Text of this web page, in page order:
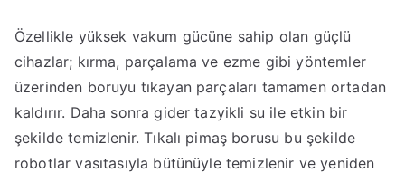
Özellikle yüksek vakum gücüne sahip olan güçlü
cihazlar; kırma, parçalama ve ezme gibi yöntemler
üzerinden boruyu tıkayan parçaları tamamen ortadan
kaldırır. Daha sonra gider tazyikli su ile etkin bir
şekilde temizlenir. Tıkalı pimaş borusu bu şekilde
robotlar vasıtasıyla bütünüyle temizlenir ve yeniden